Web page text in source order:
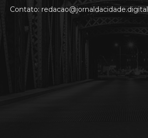
Contato: redacao@jornaldacidade.digital